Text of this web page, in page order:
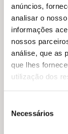
anúncios,
analisar o
informações
nossos
análise, que as
que lhes
utilização dos
Necessários